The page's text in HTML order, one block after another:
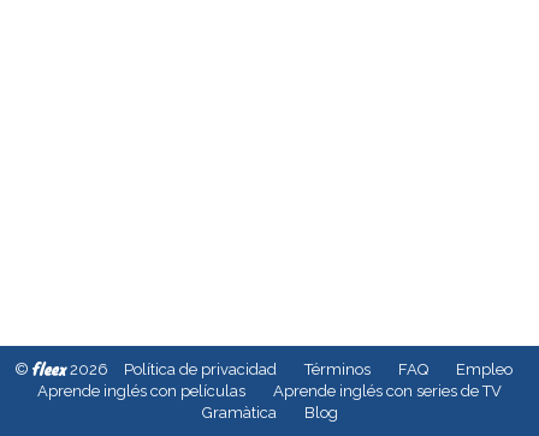
© fleex2026 Política de privacidad Términos FAQ
Empleo
Aprende inglés con películas
Aprende inglés con series de TV
Gramàtica
Blog